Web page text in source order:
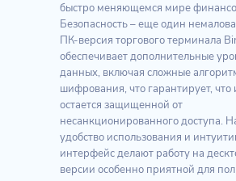
быстро меняющемся мире
Безопасность – еще один
ПК-версия торгового терминала
обеспечивает дополнительные
данных, включая сложные
шифрования, что гарантирует,
остается защищенной от
несанкционированного доступа.
удобство использования и
интерфейс делают работу на
версии особенно приятной для